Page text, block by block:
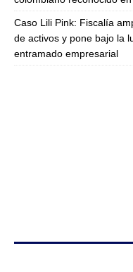
Caso Lili Pink: Fiscalía
de activos y pone bajo la
entramado empresarial